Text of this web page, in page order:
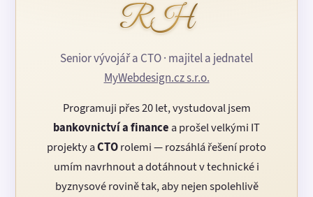
RH
Senior vývojář a CTO · majitel a jednatel
MyWebdesign.cz s.r.o.
Programuji přes 20 let, vystudoval jsem
bankovnictví a finance a prošel velkými IT
projekty aCTOrolemi — rozsáhlá řešení proto
umím navrhnout a dotáhnout v technické i
byznysové rovině tak, aby nejen spolehlivě